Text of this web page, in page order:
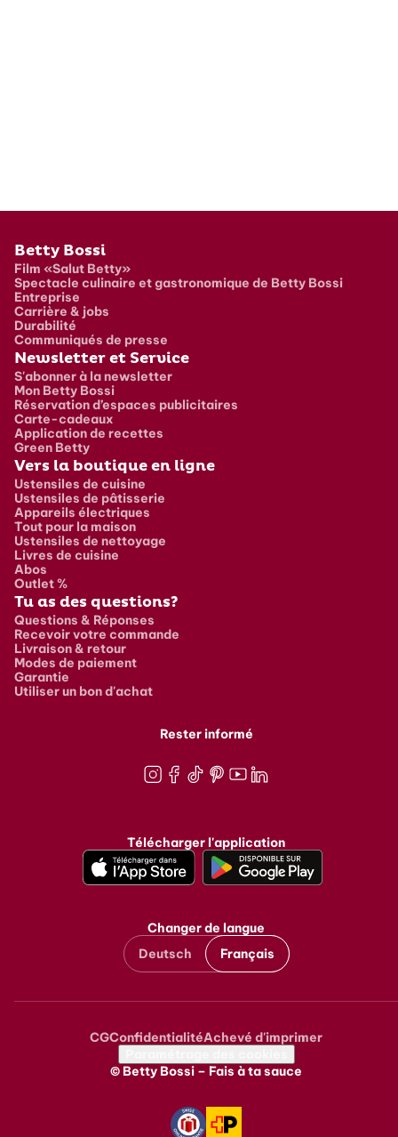
Pied de page
Betty Bossi
Film «Salut Betty»
Spectacle culinaire et gastronomique de Betty Bossi
Entreprise
Carrière & jobs
Durabilité
Communiqués de presse
Newsletter et Service
S'abonner à la newsletter
Mon Betty Bossi
Réservation d’espaces publicitaires
Carte-cadeaux
Application de recettes
Green Betty
Vers la boutique en ligne
Ustensiles de cuisine
Ustensiles de pâtisserie
Appareils électriques
Tout pour la maison
Ustensiles de nettoyage
Livres de cuisine
Abos
Outlet %
Tu as des questions?
Questions & Réponses
Recevoir votre commande
Livraison & retour
Modes de paiement
Garantie
Utiliser un bon d'achat
Rester informé
Télécharger l'application
Changer de langue
Deutsch
Français
Metanavigation
CGConfidentialitéAchevé d'imprimer
© Betty Bossi – Fais à ta sauce